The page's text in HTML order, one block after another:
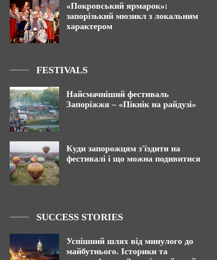
«Покровський ярмарок»:
запорізький мюзикл з локальним
характером
FESTIVALS
Найсмачніший фестиваль
Запоріжжя – «Пікнік на райдузі»
Куди запорожцям з'їздити на
фестивалі і що можна подивитися
SUCCESS STORIES
Успішний шлях від минулого до
майбутнього. Історики та